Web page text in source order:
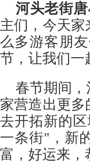
河头老街
主们，今天
么多游客朋
节，让我们一
春节期间
家营造出更
去开拓新的
一条街"，新
富，好运来，